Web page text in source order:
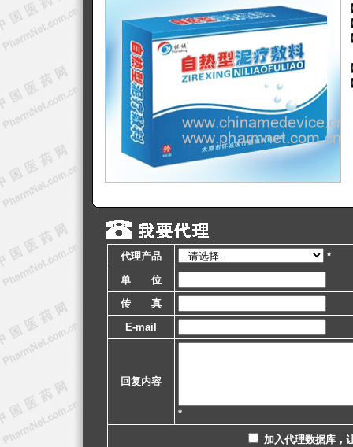
代理产品
*
单 位
传 真
E-mail
回复内容
*
加入代理数据库，